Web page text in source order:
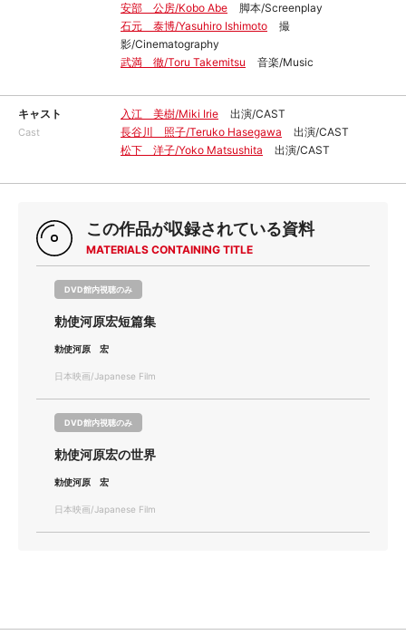
安部 公房/Kobo Abe
脚本/Screenplay
石元 泰博/Yasuhiro Ishimoto
撮
影/Cinematography
武満 徹/Toru Takemitsu
音楽/Music
キャスト
Cast
入江 美樹/Miki Irie
出演/CAST
長谷川 照子/Teruko Hasegawa
出演/CAST
松下 洋子/Yoko Matsushita
出演/CAST
この作品が収録されている資料
MATERIALS CONTAINING TITLE
DVD館内視聴のみ
勅使河原宏短篇集
勅使河原 宏
日本映画/Japanese Film
DVD館内視聴のみ
勅使河原宏の世界
勅使河原 宏
日本映画/Japanese Film